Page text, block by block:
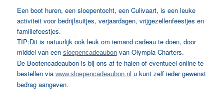
Een boot huren, een sloepentocht, een Culivaart, is een leuke
activiteit voor bedrijfsuitjes, verjaardagen, vrijgezellenfeestjes en
familiefeestjes.
TIP:Dit is natuurlijk ook leuk om iemand cadeau te doen, door
middel van een sloepencadeaubonvan Olympia Charters.
De Bootencadeaubon is bij ons af te halen of eventueel online te
bestellen via www.sloepencadeaubon.nl u kunt zelf ieder gewenst
bedrag aangeven.